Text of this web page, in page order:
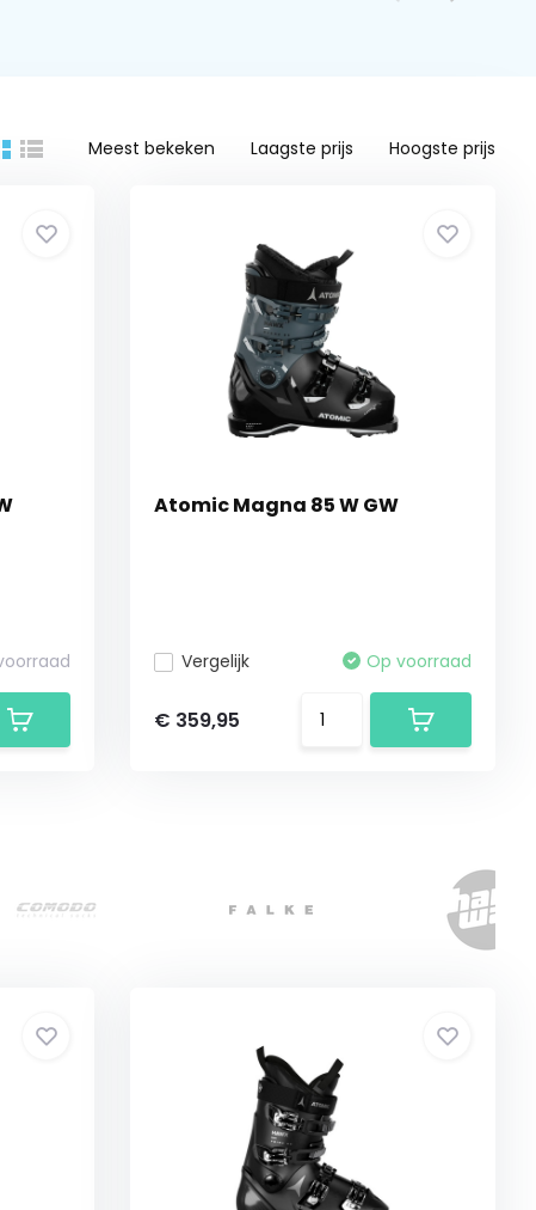
Meest bekeken Laagste prijs Hoogste prijs
Atomic Magna 85 W GW
Vergelijk Op voorraad
€ 359,95